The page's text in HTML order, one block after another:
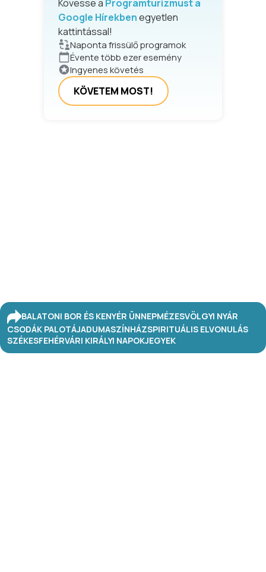
Kövesse a Programturizmust a
Google Hírekbenegyetlen
kattintással!
Naponta frissülő programok
Évente több ezer esemény
Ingyenes követés
KÖVETEM MOST!
BALATONI BOR ÉS KENYÉR ÜNNEPMÉZESVÖLGYI NYÁR
CSODÁK PALOTÁJADUMASZÍNHÁZSPIRITUÁLIS ELVONULÁS
SZÉKESFEHÉRVÁRI KIRÁLYI NAPOKJEGYEK